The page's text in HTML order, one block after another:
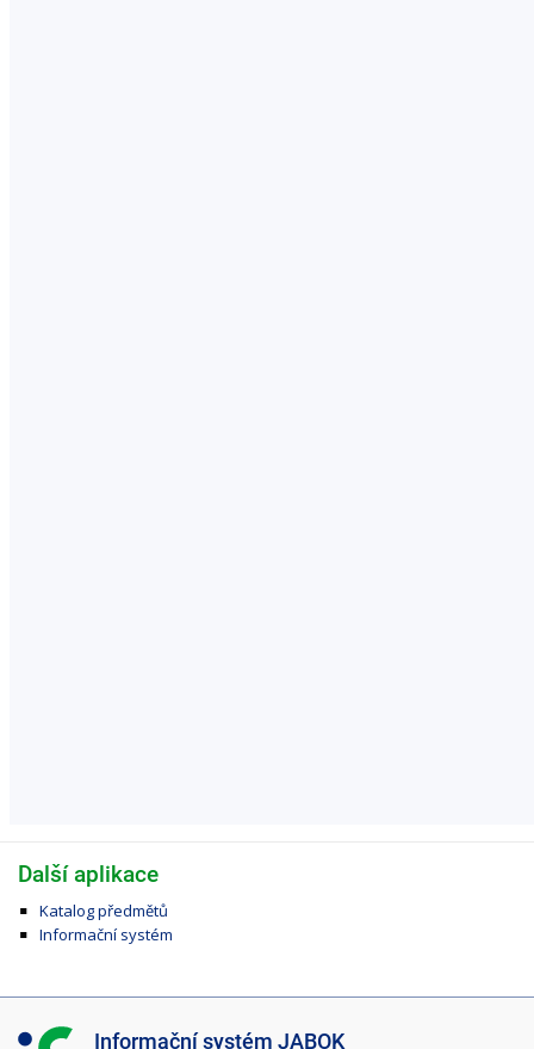
Další aplikace
Katalog předmětů
Informační systém
I Informační systém JABOK